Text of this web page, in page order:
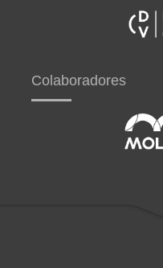
Colaboradores